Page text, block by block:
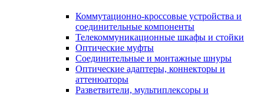
Коммутационно-кроссовые устройства и
соединительные компоненты
Телекоммуникационные шкафы и стойки
Оптические муфты
Соединительные и монтажные шнуры
Оптические адаптеры, коннекторы и
аттенюаторы
Разветвители, мультиплексоры и